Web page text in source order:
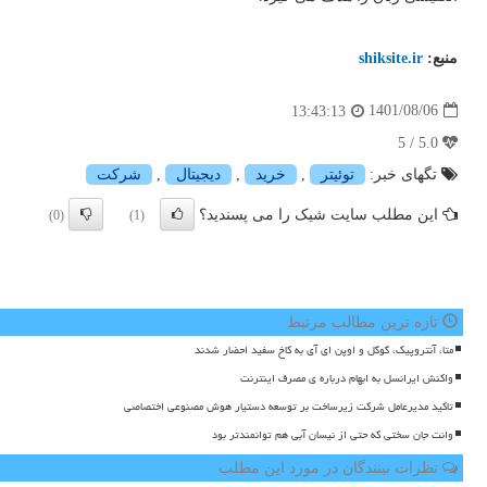
منبع: shiksite.ir
1401/08/06
13:43:13
تگهای خبر:
توئیتر , خرید , دیجیتال , شركت
این مطلب سایت شیک را می پسندید؟ (1)
(0)
تازه ترین مطالب مرتبط
متا، آنتروپیک، گوگل و اوپن ای آی به کاخ سفید احضار شدند
واکنش ایرانسل به ابهام درباره ی مصرف اینترنت
تاکید مدیرعامل شرکت زیرساخت بر توسعه دستیار هوش مصنوعی اختصاصی
وانت جان سختی که حتی از نیسان آبی هم توانمندتر بود
نظرات بینندگان در مورد این مطلب